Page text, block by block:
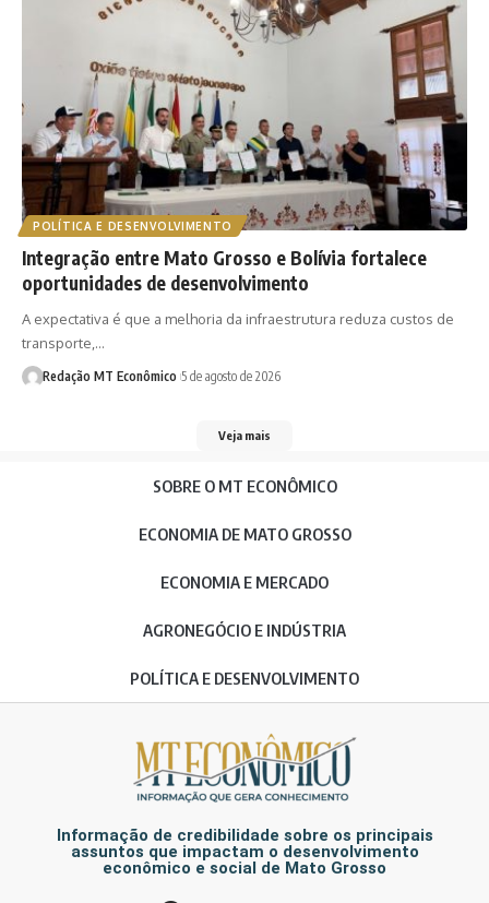
POLÍTICA E DESENVOLVIMENTO
Integração entre Mato Grosso e Bolívia fortalece
oportunidades de desenvolvimento
A expectativa é que a melhoria da infraestrutura reduza custos de
transporte,…
Redação MT Econômico 5 de agosto de 2026
Veja mais
SOBRE O MT ECONÔMICO
ECONOMIA DE MATO GROSSO
ECONOMIA E MERCADO
AGRONEGÓCIO E INDÚSTRIA
POLÍTICA E DESENVOLVIMENTO
Informação de credibilidade sobre os principais
assuntos que impactam o desenvolvimento
econômico e social de Mato Grosso